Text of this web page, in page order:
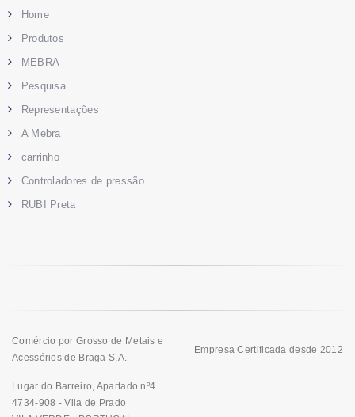
Home
Produtos
MEBRA
Pesquisa
Representações
A Mebra
carrinho
Controladores de pressão
RUBI Preta
Comércio por Grosso de Metais e
Acessórios de Braga S.A.
Empresa Certificada desde 2012
Lugar do Barreiro, Apartado nº4
4734-908 - Vila de Prado